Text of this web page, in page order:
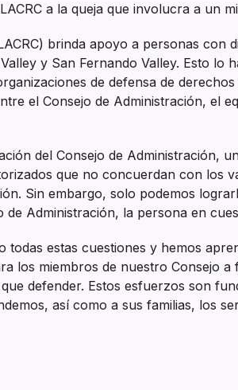
a la queja que involucra a un
brinda apoyo a personas con
y San Fernando Valley. Esto
de defensa de
el Consejo de Administración, el
del Consejo de Administración,
que no concuerdan con los
Sin embargo, solo podemos
Administración, la persona en
estas cuestiones y hemos
los miembros de nuestro Consejo
defender. Estos esfuerzos son
así como a sus familias, los